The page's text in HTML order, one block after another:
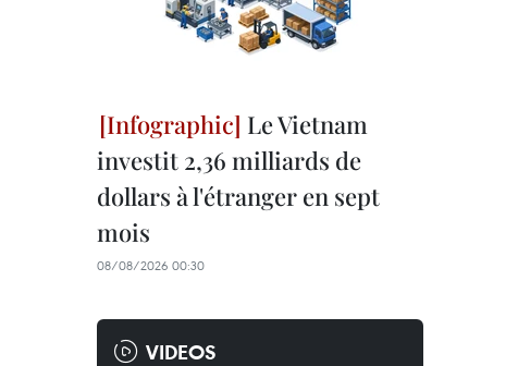
Le Vietnam
investit 2,36 milliards de
dollars à l'étranger en sept
mois
08/08/2026 00:30
VIDEOS